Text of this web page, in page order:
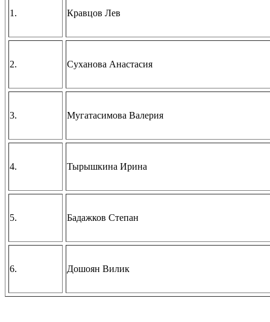
1. Кравцов Лев
2. Суханова Анастасия
3. Мугатасимова Валерия
4. Тырышкина Ирина
5. Бадажков Степан
6. Дошоян Вилик